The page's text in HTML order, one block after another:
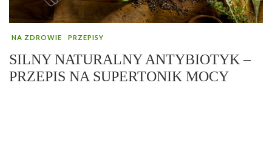
NA ZDROWIE PRZEPISY
SILNY NATURALNY ANTYBIOTYK –
PRZEPIS NA SUPERTONIK MOCY